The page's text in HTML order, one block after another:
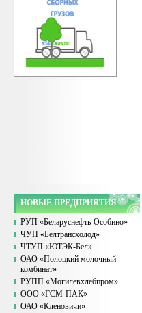
НОВЫЕ ПРЕДПРИЯТИЯ
РУП «Беларуснефть-Особино»
ЧУП «Белтрансхолод»
ЧТУП «ЮТЭК-Бел»
ОАО «Полоцкий молочный
комбинат»
РУПП «Могилевхлебпром»
ООО «ГСМ-ПАК»
ОАО «Кленовичи»